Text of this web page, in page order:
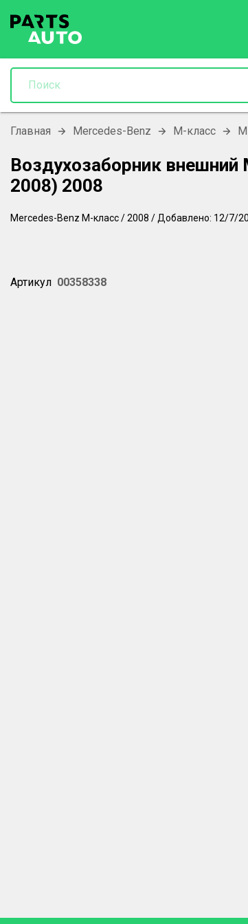
Главная Mercedes-Benz M-класс
Воздухозаборник
2008) 2008
Mercedes-Benz M-класс/2008 / Добавлено: 12/7/
Артикул 00358338